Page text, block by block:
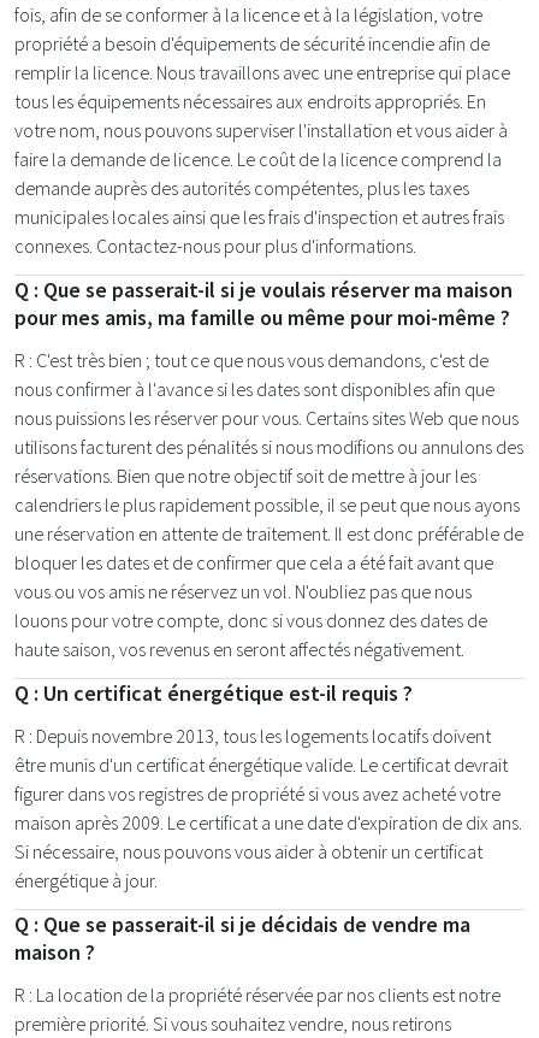
fois, afin de se conformer à la licence et à la législation, votre
propriété a besoin d'équipements de sécurité incendie afin de
remplir la licence. Nous travaillons avec une entreprise qui place
tous les équipements nécessaires aux endroits appropriés. En
votre nom, nous pouvons superviser l'installation et vous aider à
faire la demande de licence. Le coût de la licence comprend la
demande auprès des autorités compétentes, plus les taxes
municipales locales ainsi que les frais d'inspection et autres frais
connexes. Contactez-nous pour plus d'informations.
Q : Que se passerait-il si je voulais réserver ma maison
pour mes amis, ma famille ou même pour moi-même ?
R : C'est très bien ; tout ce que nous vous demandons, c'est de
nous confirmer à l'avance si les dates sont disponibles afin que
nous puissions les réserver pour vous. Certains sites Web que nous
utilisons facturent des pénalités si nous modifions ou annulons des
réservations. Bien que notre objectif soit de mettre à jour les
calendriers le plus rapidement possible, il se peut que nous ayons
une réservation en attente de traitement. Il est donc préférable de
bloquer les dates et de confirmer que cela a été fait avant que
vous ou vos amis ne réservez un vol. N'oubliez pas que nous
louons pour votre compte, donc si vous donnez des dates de
haute saison, vos revenus en seront affectés négativement.
Q : Un certificat énergétique est-il requis ?
R : Depuis novembre 2013, tous les logements locatifs doivent
être munis d'un certificat énergétique valide. Le certificat devrait
figurer dans vos registres de propriété si vous avez acheté votre
maison après 2009. Le certificat a une date d'expiration de dix ans.
Si nécessaire, nous pouvons vous aider à obtenir un certificat
énergétique à jour.
Q : Que se passerait-il si je décidais de vendre ma
maison ?
R : La location de la propriété réservée par nos clients est notre
première priorité. Si vous souhaitez vendre, nous retirons